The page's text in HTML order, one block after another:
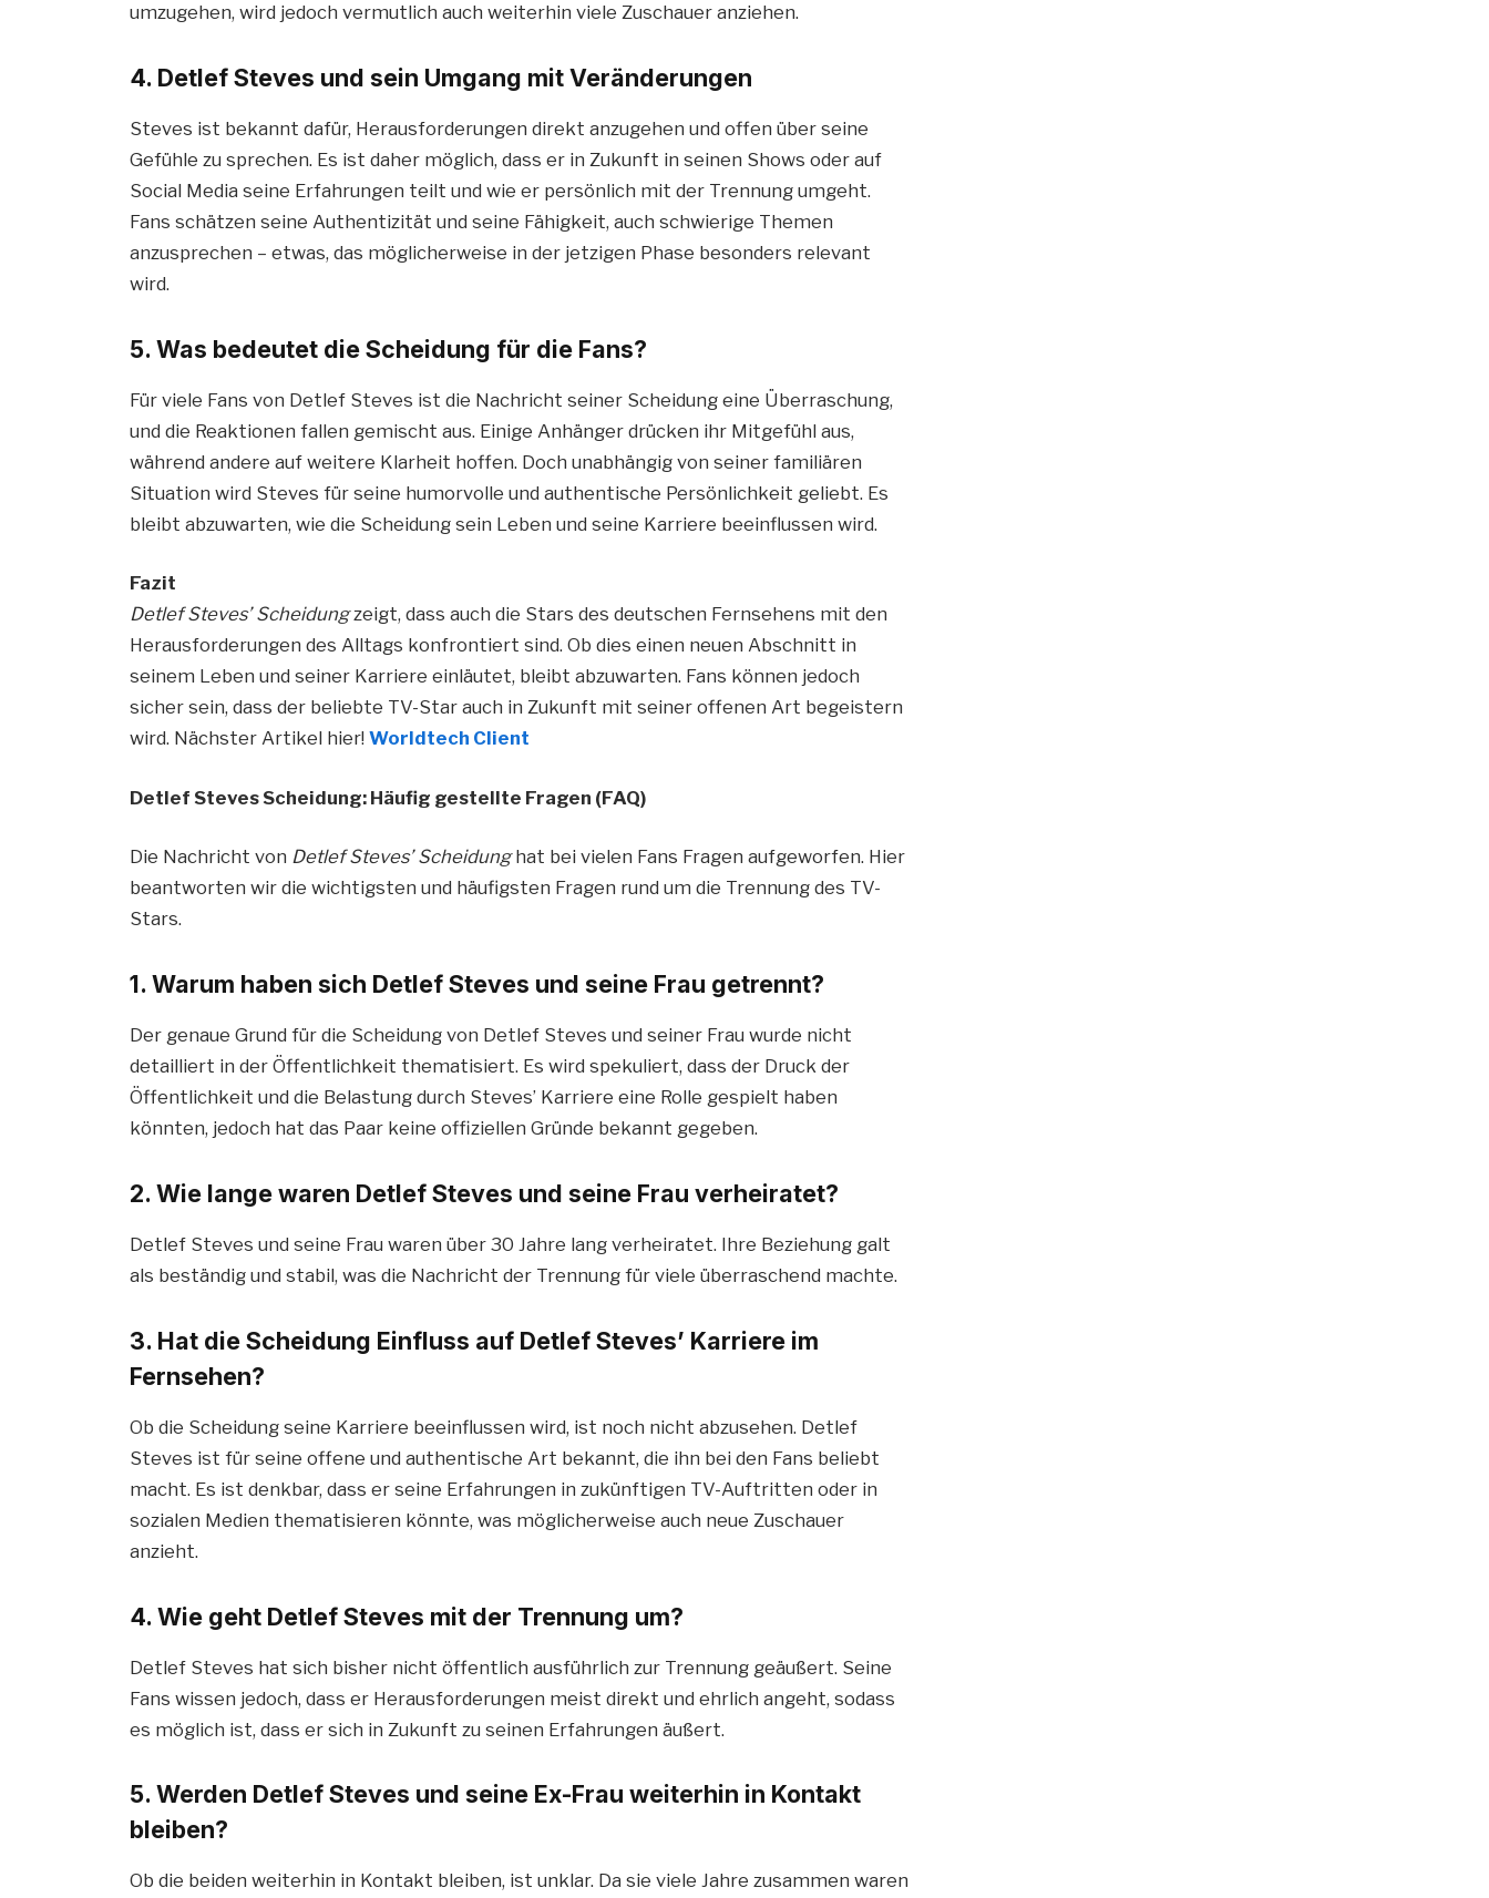
umzugehen, wird jedoch vermutlich auch weiterhin viele Zuschauer anziehen.
4. Detlef Steves und sein Umgang mit Veränderungen
Steves ist bekannt dafür, Herausforderungen direkt anzugehen und offen über seine
Gefühle zu sprechen. Es ist daher möglich, dass er in Zukunft in seinen Shows oder auf
Social Media seine Erfahrungen teilt und wie er persönlich mit der Trennung umgeht.
Fans schätzen seine Authentizität und seine Fähigkeit, auch schwierige Themen
anzusprechen – etwas, das möglicherweise in der jetzigen Phase besonders relevant
wird.
5. Was bedeutet die Scheidung für die Fans?
Für viele Fans von Detlef Steves ist die Nachricht seiner Scheidung eine Überraschung,
und die Reaktionen fallen gemischt aus. Einige Anhänger drücken ihr Mitgefühl aus,
während andere auf weitere Klarheit hoffen. Doch unabhängig von seiner familiären
Situation wird Steves für seine humorvolle und authentische Persönlichkeit geliebt. Es
bleibt abzuwarten, wie die Scheidung sein Leben und seine Karriere beeinflussen wird.
Fazit
Detlef Steves’ Scheidungzeigt, dass auch die Stars des deutschen Fernsehens mit den
Herausforderungen des Alltags konfrontiert sind. Ob dies einen neuen Abschnitt in
seinem Leben und seiner Karriere einläutet, bleibt abzuwarten. Fans können jedoch
sicher sein, dass der beliebte TV-Star auch in Zukunft mit seiner offenen Art begeistern
wird. Nächster Artikel hier!Worldtech Client
Detlef Steves Scheidung: Häufig gestellte Fragen (FAQ)
Die Nachricht von Detlef Steves’ Scheidunghat bei vielen Fans Fragen aufgeworfen. Hier
beantworten wir die wichtigsten und häufigsten Fragen rund um die Trennung des TV-
Stars.
1. Warum haben sich Detlef Steves und seine Frau getrennt?
Der genaue Grund für die Scheidung von Detlef Steves und seiner Frau wurde nicht
detailliert in der Öffentlichkeit thematisiert. Es wird spekuliert, dass der Druck der
Öffentlichkeit und die Belastung durch Steves’ Karriere eine Rolle gespielt haben
könnten, jedoch hat das Paar keine offiziellen Gründe bekannt gegeben.
2. Wie lange waren Detlef Steves und seine Frau verheiratet?
Detlef Steves und seine Frau waren über 30 Jahre lang verheiratet. Ihre Beziehung galt
als beständig und stabil, was die Nachricht der Trennung für viele überraschend machte.
3. Hat die Scheidung Einfluss auf Detlef Steves’ Karriere im
Fernsehen?
Ob die Scheidung seine Karriere beeinflussen wird, ist noch nicht abzusehen. Detlef
Steves ist für seine offene und authentische Art bekannt, die ihn bei den Fans beliebt
macht. Es ist denkbar, dass er seine Erfahrungen in zukünftigen TV-Auftritten oder in
sozialen Medien thematisieren könnte, was möglicherweise auch neue Zuschauer
anzieht.
4. Wie geht Detlef Steves mit der Trennung um?
Detlef Steves hat sich bisher nicht öffentlich ausführlich zur Trennung geäußert. Seine
Fans wissen jedoch, dass er Herausforderungen meist direkt und ehrlich angeht, sodass
es möglich ist, dass er sich in Zukunft zu seinen Erfahrungen äußert.
5. Werden Detlef Steves und seine Ex-Frau weiterhin in Kontakt
bleiben?
Ob die beiden weiterhin in Kontakt bleiben, ist unklar. Da sie viele Jahre zusammen waren